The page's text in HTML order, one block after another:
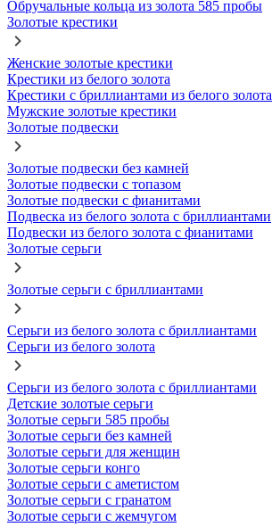
Обручальные кольца из золота 585 пробы
Золотые крестики
Женские золотые крестики
Крестики из белого золота
Крестики с бриллиантами из белого золота
Мужские золотые крестики
Золотые подвески
Золотые подвески без камней
Золотые подвески с топазом
Золотые подвески с фианитами
Подвеска из белого золота с бриллиантами
Подвески из белого золота с фианитами
Золотые серьги
Золотые серьги с бриллиантами
Серьги из белого золота с бриллиантами
Серьги из белого золота
Серьги из белого золота с бриллиантами
Детские золотые серьги
Золотые серьги 585 пробы
Золотые серьги без камней
Золотые серьги для женщин
Золотые серьги конго
Золотые серьги с аметистом
Золотые серьги с гранатом
Золотые серьги с жемчугом